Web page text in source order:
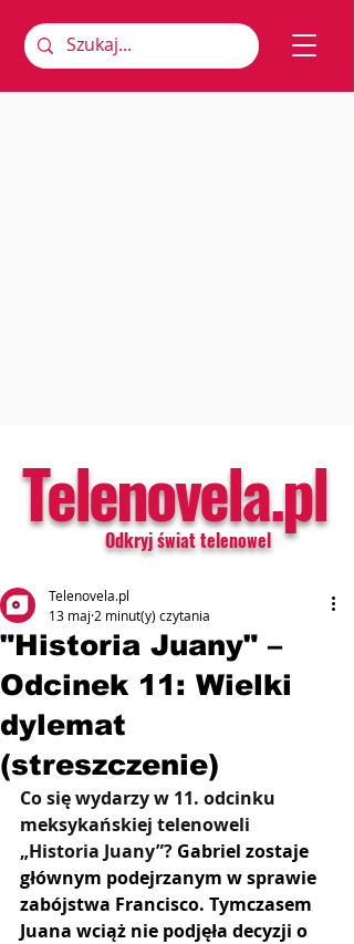
Telenovela.pl
Odkryj świat telenowel
"Historia Juany" –
Odcinek 11: Wielki
dylemat
(streszczenie)
Telenovela.pl
13 maj 2 minut(y) czytania
Co się wydarzy w 11. odcinku
meksykańskiej telenoweli
„Historia Juany”? Gabriel zostaje
głównym podejrzanym w sprawie
zabójstwa Francisco. Tymczasem
Juana wciąż nie podjęła decyzji o